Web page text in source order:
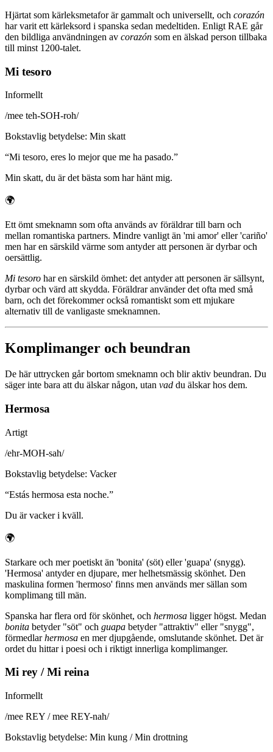
Hjärtat som kärleksmetafor är gammalt och universellt, och corazón
har varit ett kärleksord i spanska sedan medeltiden. Enligt RAE går
den bildliga användningen av corazón som en älskad person tillbaka
till minst 1200-talet.
Mi tesoro
Informellt
/mee teh-SOH-roh/
Bokstavlig betydelse: Min skatt
“Mi tesoro, eres lo mejor que me ha pasado.”
Min skatt, du är det bästa som har hänt mig.
🌍
Ett ömt smeknamn som ofta används av föräldrar till barn och
mellan romantiska partners. Mindre vanligt än 'mi amor' eller 'cariño'
men har en särskild värme som antyder att personen är dyrbar och
oersättlig.
Mi tesoro har en särskild ömhet: det antyder att personen är sällsynt,
dyrbar och värd att skydda. Föräldrar använder det ofta med små
barn, och det förekommer också romantiskt som ett mjukare
alternativ till de vanligaste smeknamnen.
Komplimanger och beundran
De här uttrycken går bortom smeknamn och blir aktiv beundran. Du
säger inte bara att du älskar någon, utan vad du älskar hos dem.
Hermosa
Artigt
/ehr-MOH-sah/
Bokstavlig betydelse: Vacker
“Estás hermosa esta noche.”
Du är vacker i kväll.
🌍
Starkare och mer poetiskt än 'bonita' (söt) eller 'guapa' (snygg).
'Hermosa' antyder en djupare, mer helhetsmässig skönhet. Den
maskulina formen 'hermoso' finns men används mer sällan som
komplimang till män.
Spanska har flera ord för skönhet, och hermosa ligger högst. Medan
bonita betyder "söt" och guapa betyder "attraktiv" eller "snygg",
förmedlarhermosa en mer djupgående, omslutande skönhet. Det är
ordet du hittar i poesi och i riktigt innerliga komplimanger.
Mi rey / Mi reina
Informellt
/mee REY / mee REY-nah/
Bokstavlig betydelse: Min kung / Min drottning